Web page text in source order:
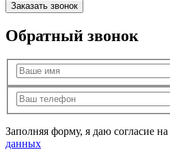
Заказать звонок
Обратный звонок
Заполняя форму, я даю согласие на
данных